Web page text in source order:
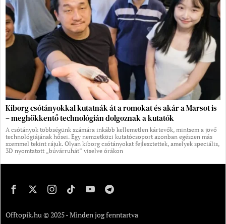
Kiborg csótányokkal kutatnák át a romokat és akár a Marsot is
– meghökkentő technológián dolgoznak a kutatók
A csótányok többségünk számára inkább kellemetlen kártevők, mintsem a jövő
technológiájának hősei. Egy nemzetközi kutatócsoport azonban egészen más
szemmel tekint rájuk. Olyan kiborg csótányokat fejlesztettek, amelyek speciális,
3D nyomtatott „búvárruhát” viselve órákon
Offtopik.hu © 2025 - Minden jog fenntartva